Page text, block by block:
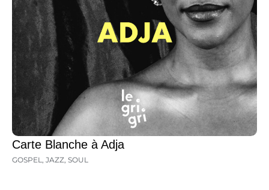
Carte Blanche à Adja
GOSPEL, JAZZ, SOUL